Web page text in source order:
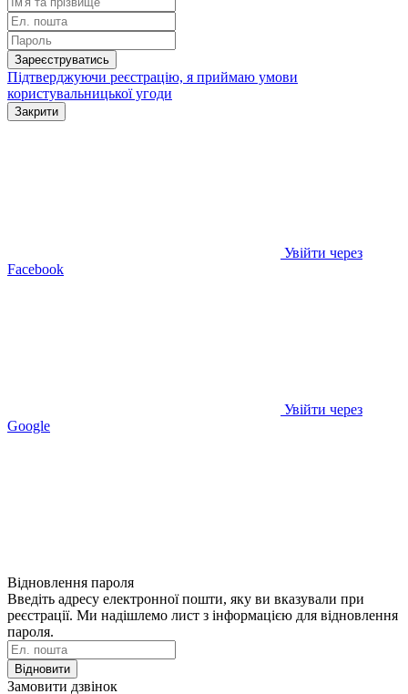
Зареєструватись
Підтверджуючи реєстрацію, я приймаю умови
користувальницької угоди
Закрити
Увійти через
Facebook
Увійти через
Google
Відновлення пароля
Введіть адресу електронної пошти, яку ви вказували при
реєстрації. Ми надішлемо лист з інформацією для відновлення
пароля.
Відновити
Замовити дзвінок